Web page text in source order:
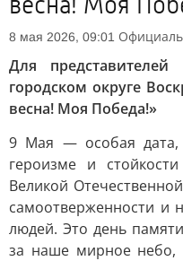
8 мая 2026, 09:01
Для представителей
городском округе
весна! Моя Победа!»
9 Мая — особая дата,
героизме и
Великой
самоотверженности и
людей. Это день
за наше мирное небо,